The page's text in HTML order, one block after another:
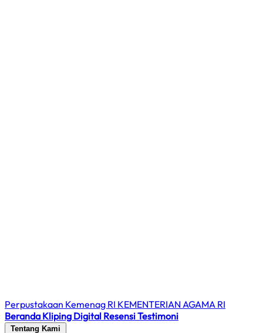
Perpustakaan Kemenag RI KEMENTERIAN AGAMA RI
Beranda Kliping Digital ResensiTestimoni
Tentang Kami